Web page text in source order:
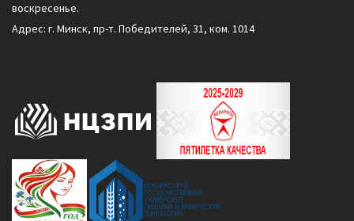
воскресенье.
Адрес: г. Минск, пр-т. Победителей, 31, ком. 1014